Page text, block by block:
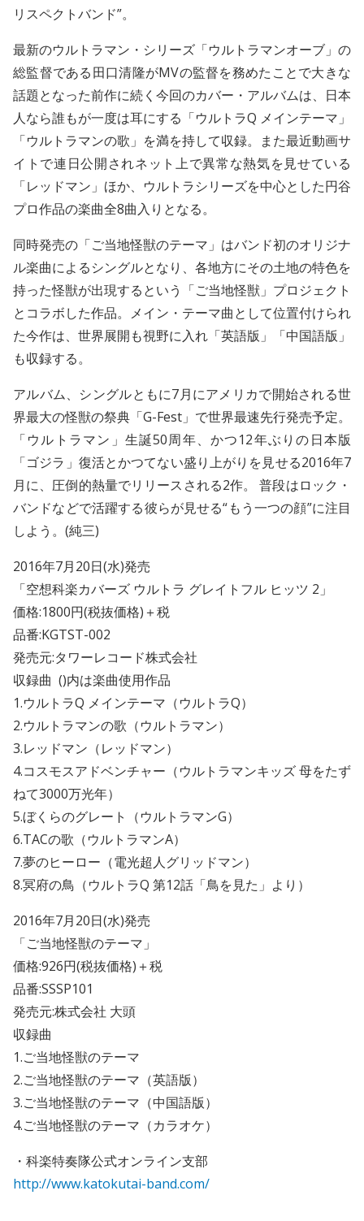
リスペクトバンド”。
最新のウルトラマン・シリーズ「ウルトラマンオーブ」の
総監督である田口清隆がMVの監督を務めたことで大きな
話題となった前作に続く今回のカバー・アルバムは、日本
人なら誰もが一度は耳にする「ウルトラQ メインテーマ」
「ウルトラマンの歌」を満を持して収録。また最近動画サ
イトで連日公開されネット上で異常な熱気を見せている
「レッドマン」ほか、ウルトラシリーズを中心とした円谷
プロ作品の楽曲全8曲入りとなる。
同時発売の「ご当地怪獣のテーマ」はバンド初のオリジナ
ル楽曲によるシングルとなり、各地方にその土地の特色を
持った怪獣が出現するという「ご当地怪獣」プロジェクト
とコラボした作品。メイン・テーマ曲として位置付けられ
た今作は、世界展開も視野に入れ「英語版」「中国語版」
も収録する。
アルバム、シングルともに7月にアメリカで開始される世
界最大の怪獣の祭典「G-Fest」で世界最速先行発売予定。
「ウルトラマン」生誕50周年、かつ12年ぶりの日本版
「ゴジラ」復活とかつてない盛り上がりを見せる2016年7
月に、圧倒的熱量でリリースされる2作。 普段はロック・
バンドなどで活躍する彼らが見せる“もう一つの顔”に注目
しよう。(純三)
2016年7月20日(水)発売
「空想科楽カバーズ ウルトラ グレイトフル ヒッツ 2」
価格:1800円(税抜価格)＋税
品番:KGTST-002
発売元:タワーレコード株式会社
収録曲 ()内は楽曲使用作品
1.ウルトラQ メインテーマ（ウルトラQ）
2.ウルトラマンの歌（ウルトラマン）
3.レッドマン（レッドマン）
4.コスモスアドベンチャー（ウルトラマンキッズ 母をたず
ねて3000万光年）
5.ぼくらのグレート（ウルトラマンG）
6.TACの歌（ウルトラマンA）
7.夢のヒーロー（電光超人グリッドマン）
8.冥府の鳥（ウルトラQ 第12話「鳥を見た」より）
2016年7月20日(水)発売
「ご当地怪獣のテーマ」
価格:926円(税抜価格)＋税
品番:SSSP101
発売元:株式会社 大頭
収録曲
1.ご当地怪獣のテーマ
2.ご当地怪獣のテーマ（英語版）
3.ご当地怪獣のテーマ（中国語版）
4.ご当地怪獣のテーマ（カラオケ）
・科楽特奏隊公式オンライン支部
http://www.katokutai-band.com/